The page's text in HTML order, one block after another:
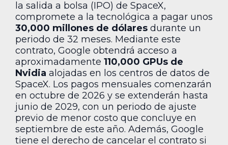
la salida a bolsa (IPO) de SpaceX,
compromete a la tecnológica a pagar unos
30,000 millones de dólares durante un
periodo de 32 meses. Mediante este
contrato, Google obtendrá acceso a
aproximadamente 110,000 GPUs de
Nvidia alojadas en los centros de datos de
SpaceX. Los pagos mensuales comenzarán
en octubre de 2026 y se extenderán hasta
junio de 2029, con un periodo de ajuste
previo de menor costo que concluye en
septiembre de este año. Además, Google
tiene el derecho de cancelar el contrato si